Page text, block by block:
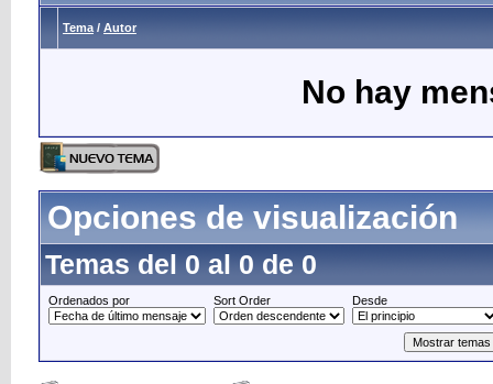
Tema / Autor
No hay
Opciones de visualización
Temas del 0 al 0 de 0
Ordenados por Sort Order Desde